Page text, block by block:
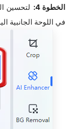
الخطوة 4: لتحسين
في اللوحة الجانبية